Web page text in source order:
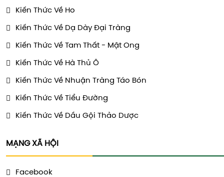
Kiến Thức Về Ho
Kiến Thức Về Dạ Dày Đại Tràng
Kiến Thức Về Tam Thất - Mật Ong
Kiến Thức Về Hà Thủ Ô
Kiến Thức Về Nhuận Tràng Táo Bón
Kiến Thức Về Tiểu Đường
Kiến Thức Về Dầu Gội Thảo Dược
MẠNG XÃ HỘI
Facebook